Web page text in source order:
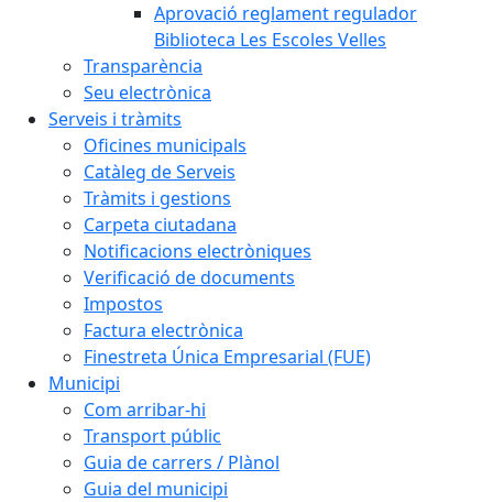
Aprovació reglament regulador
Biblioteca Les Escoles Velles
Transparència
Seu electrònica
Serveis i tràmits
Oficines municipals
Catàleg de Serveis
Tràmits i gestions
Carpeta ciutadana
Notificacions electròniques
Verificació de documents
Impostos
Factura electrònica
Finestreta Única Empresarial (FUE)
Municipi
Com arribar-hi
Transport públic
Guia de carrers / Plànol
Guia del municipi